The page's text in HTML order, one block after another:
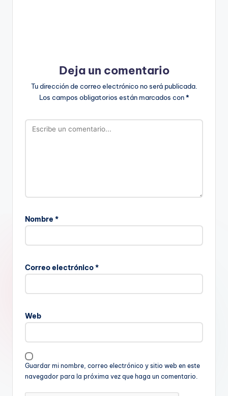
Deja un comentario
Tu dirección de correo electrónico no será publicada.
Los campos obligatorios están marcados con*
Nombre *
Correo electrónico*
Web
Guardar mi nombre, correo electrónico y sitio web en este
navegador para la próxima vez que haga un comentario.